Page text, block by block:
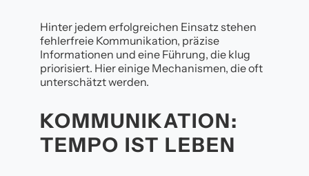
Hinter jedem erfolgreichen Einsatz stehen
fehlerfreie Kommunikation, präzise
Informationen und eine Führung, die klug
priorisiert. Hier einige Mechanismen, die oft
unterschätzt werden.
KOMMUNIKATION:
TEMPO IST LEBEN